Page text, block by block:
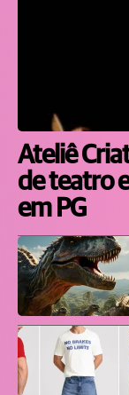
Ateliê
de teatro
em PG